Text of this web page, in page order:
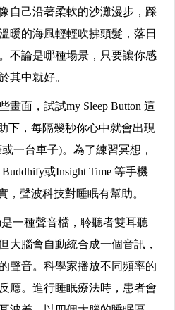
自己沿著柔軟的沙灘漫步，踩
暖的海風輕輕吹拂頭髮，落日
不論是哪種場景，只要讓你感
其中就好。
畫面，試試my Sleep Button 這
下，每隔幾秒你心中就會出現
一台車子)。為了練習冥想，
Buddhify或Insight Time 等手機
，聲波科技對睡眠有幫助。
是一種聲音檔，聆聽者雙耳聽
大腦會自動統合成一個音訊，
聲音。科學家播放不同頻率的
應。進行睡眠療法時，患者會